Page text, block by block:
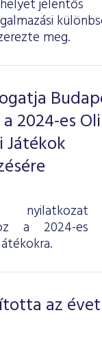
jelentős
meg.
2024-es
Játékok
a 2024-es
az évet